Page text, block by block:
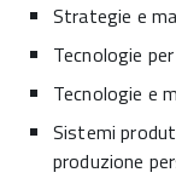
Strategie e
Tecnologie
Tecnologie e
Sistemi
produzione